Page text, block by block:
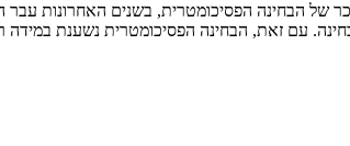
של הבחינה הפסיכומטרית, בשנים האחרונות
עם זאת, הבחינה הפסיכומטרית נשענת